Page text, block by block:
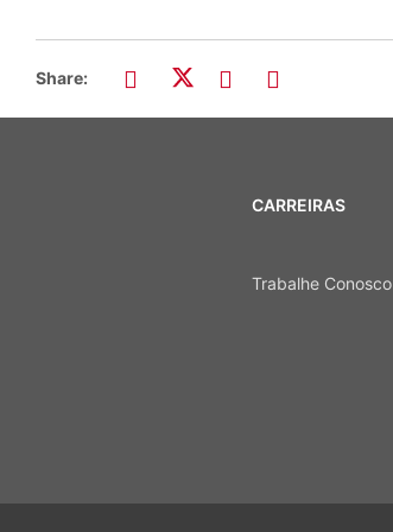
Share:
CARREIRAS
Trabalhe Conosco